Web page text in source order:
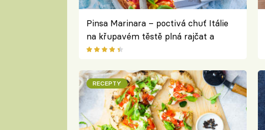
Pinsa Marinara – poctivá chuť Itálie
na křupavém těstě plná rajčat a
bylinek
RECEPTY